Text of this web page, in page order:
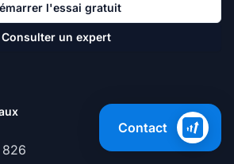
l'essai gratuit
Consulter un expert
826
Contact